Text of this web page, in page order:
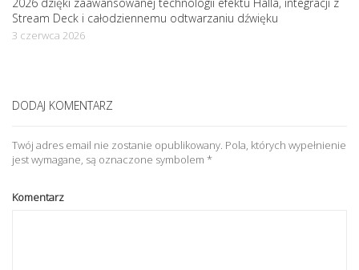
Stream Deck i całodziennemu odtwarzaniu dźwięku
3 czerwca 2026
DODAJ KOMENTARZ
Twój adres email nie zostanie opublikowany. Pola, których wypełnienie
jest wymagane, są oznaczone symbolem *
Komentarz